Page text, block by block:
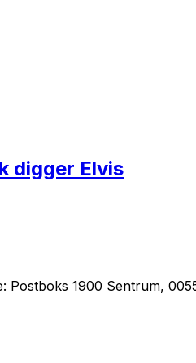
digger Elvis
Postboks 1900 Sentrum,